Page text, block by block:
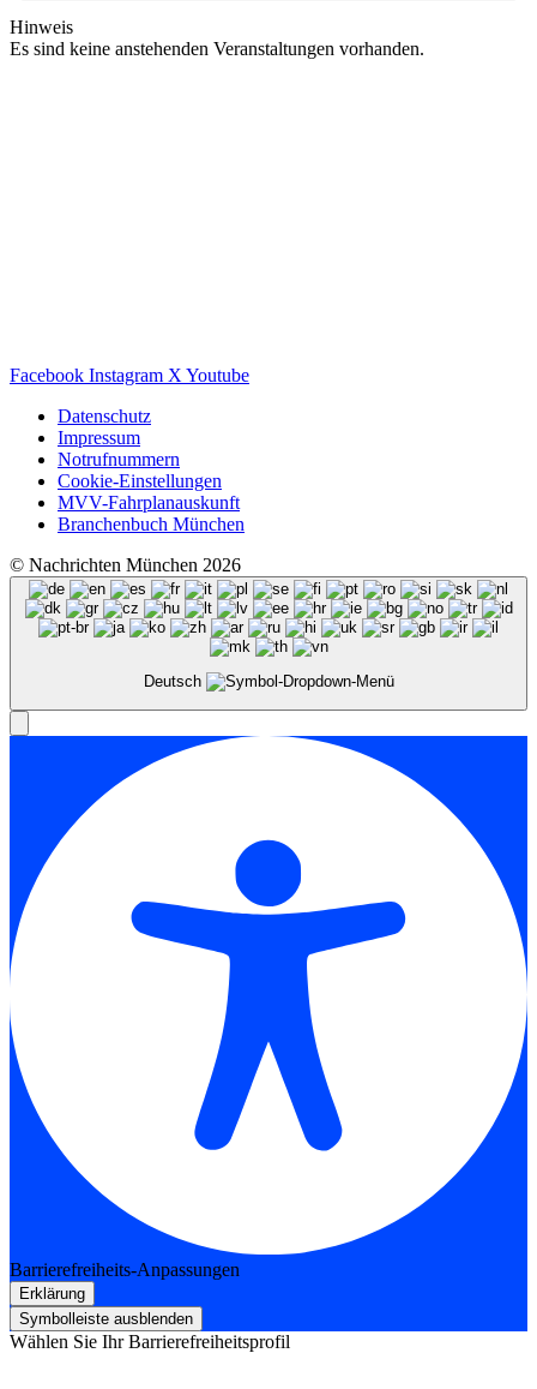
Hinweis
Es sind keine anstehenden Veranstaltungen vorhanden.
Facebook Instagram X Youtube
Datenschutz
Impressum
Notrufnummern
Cookie-Einstellungen
MVV-Fahrplanauskunft
Branchenbuch München
© Nachrichten München 2026
Deutsch
Barrierefreiheits-Anpassungen
Erklärung
Symbolleiste ausblenden
Wählen Sie Ihr Barrierefreiheitsprofil